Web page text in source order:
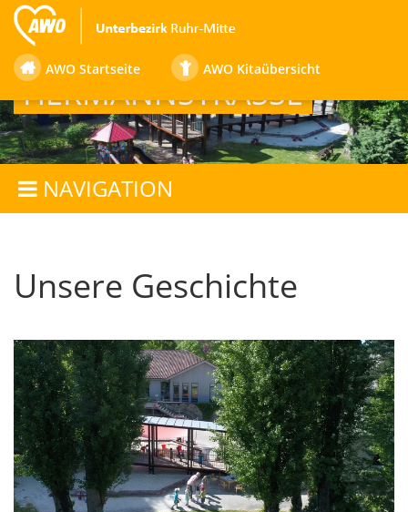
AWO Startseite AWO Kitaübersicht
FAMILIENZENTRUM
HERMANNSTRASSE
NAVIGATION
Unsere Geschichte